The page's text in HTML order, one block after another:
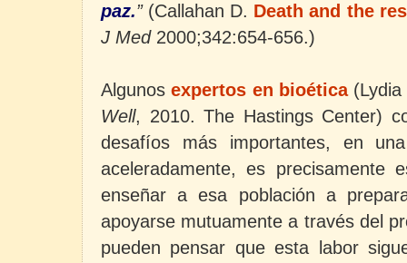
paz.” (Callahan D. Death and the
J Med 2000;342:654-656.)
Algunosexpertos en bioética(Lydia
Well, 2010. The Hastings Center)
desafíos más importantes, en
aceleradamente, es precisamente
enseñar a esa población a
apoyarse mutuamente a través del
pueden pensar que esta labor